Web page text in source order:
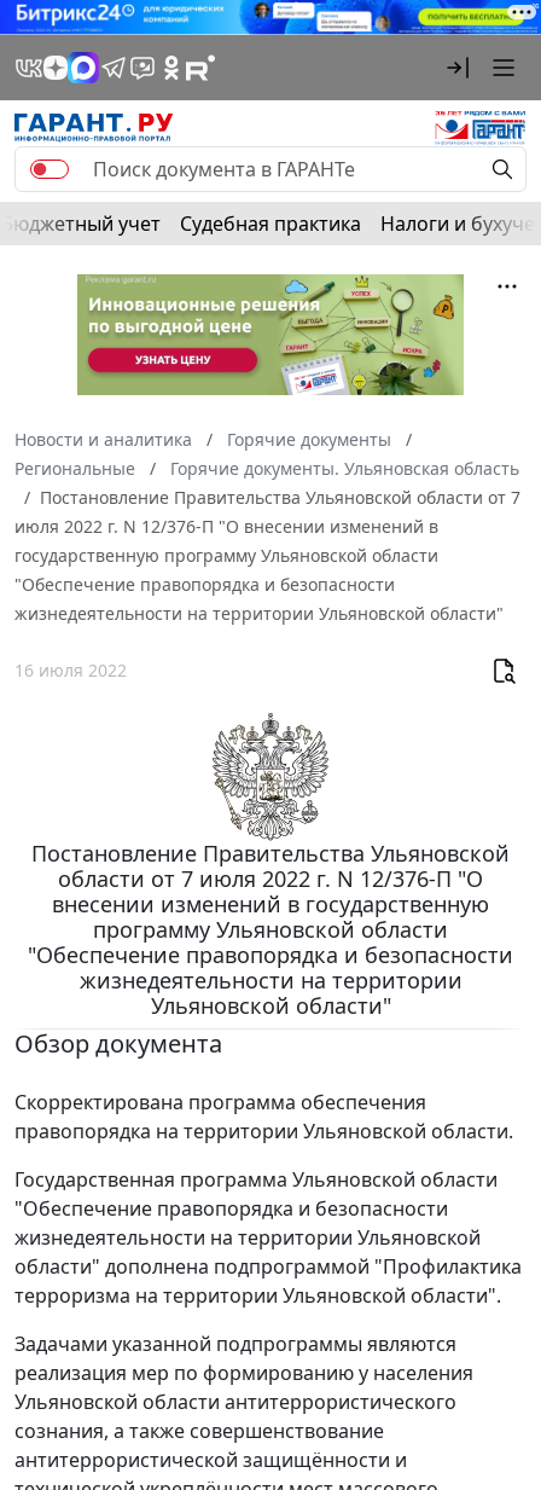
Бюджетный учет Судебная практика Налоги и
Новости и аналитика
Горячие документы
Региональные
Горячие документы. Ульяновская область
Постановление Правительства Ульяновской области от 7
июля 2022 г. N 12/376-П "О внесении изменений в
государственную программу Ульяновской области
"Обеспечение правопорядка и безопасности
жизнедеятельности на территории Ульяновской области"
16 июля 2022
Постановление Правительства Ульяновской
области от 7 июля 2022 г. N 12/376-П "О
внесении изменений в государственную
программу Ульяновской области
"Обеспечение правопорядка и безопасности
жизнедеятельности на территории
Ульяновской области"
Обзор документа
Скорректирована программа обеспечения
правопорядка на территории Ульяновской области.
Государственная программа Ульяновской области
"Обеспечение правопорядка и безопасности
жизнедеятельности на территории Ульяновской
области" дополнена подпрограммой "Профилактика
терроризма на территории Ульяновской области".
Задачами указанной подпрограммы являются
реализация мер по формированию у населения
Ульяновской области антитеррористического
сознания, а также совершенствование
антитеррористической защищённости и